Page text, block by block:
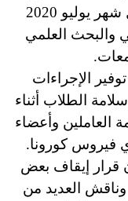
والبحث العلمي
الإجراءات
الطلاب أثناء
العاملين وأعضاء
فيروس كورونا.
قرار إيقاف بعض
وناقش العديد من